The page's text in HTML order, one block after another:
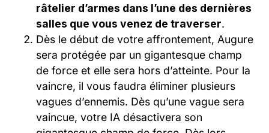
râtelier d’armes dans l’une des dernières
salles que vous venez de traverser.
Dès le début de votre affrontement, Augure
sera protégée par un gigantesque champ
de force et elle sera hors d’atteinte. Pour la
vaincre, il vous faudra éliminer plusieurs
vagues d’ennemis. Dès qu’une vague sera
vaincue, votre IA désactivera son